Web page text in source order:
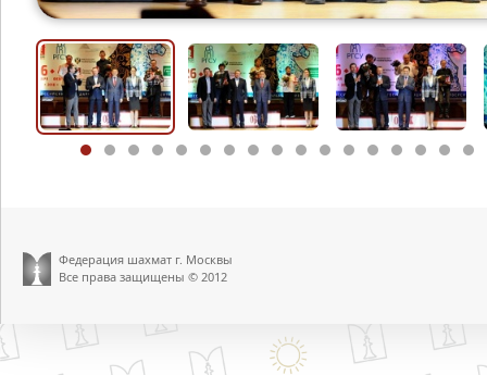
Федерация шахмат г. Москвы
Все права защищены © 2012